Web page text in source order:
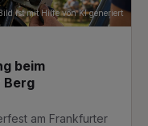
ist mit Hilfe von KI generiert
beim
Berg
am Frankfurter